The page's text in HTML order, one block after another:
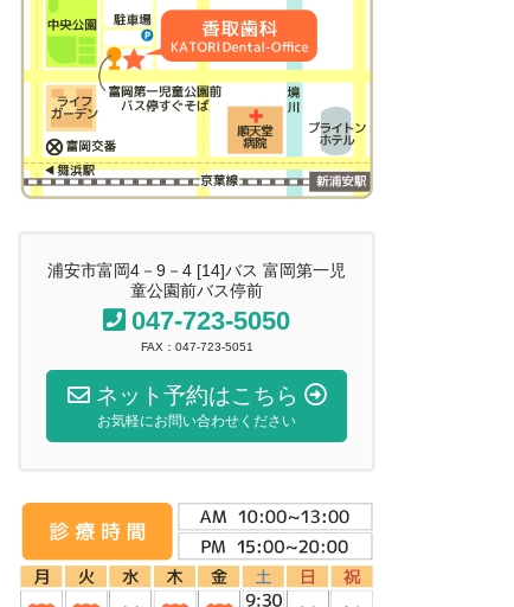
浦安市富岡4－9－4 [14]バス 富岡第一児
童公園前バス停前
047-723-5050
FAX：047-723-5051
ネット予約はこちら
お気軽にお問い合わせください